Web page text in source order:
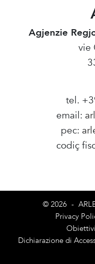
Agjenzie
vie
tel.
email:
pec:
codiç
© 2026 -
Privacy
Dichiarazione di